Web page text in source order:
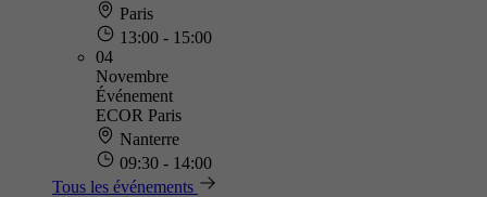
Paris
13:00 - 15:00
04
Novembre
Événement
ECOR Paris
Nanterre
09:30 - 14:00
Tous les événements